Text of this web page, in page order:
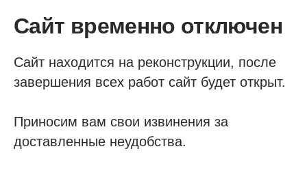
Сайт временно отключен
Сайт находится на реконструкции, после
завершения всех работ сайт будет открыт.
Приносим вам свои извинения за
доставленные неудобства.